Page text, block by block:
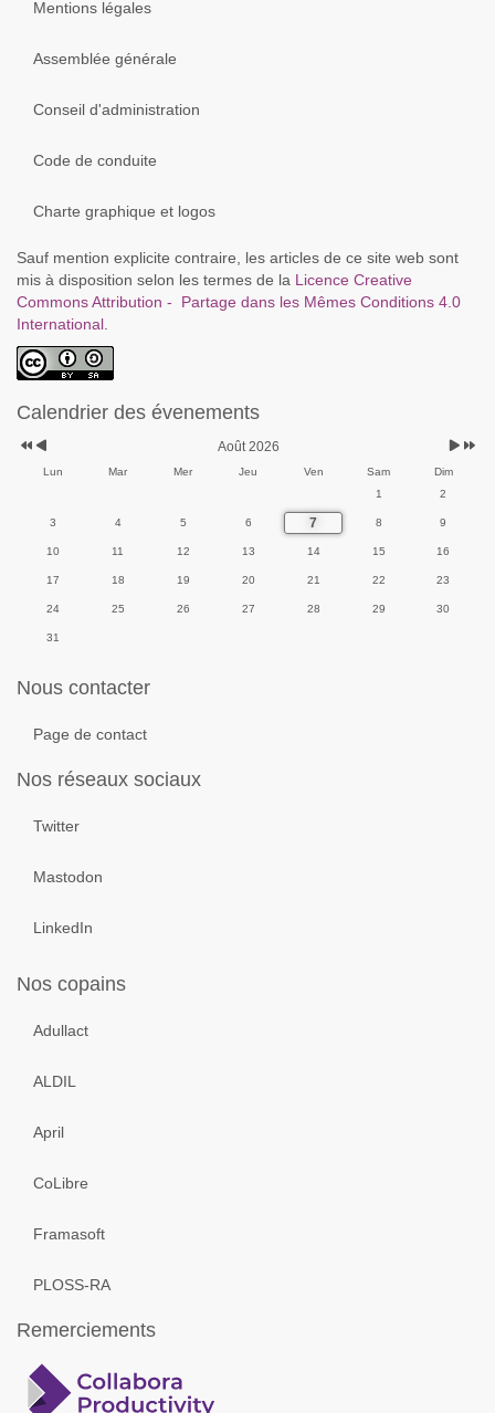
Mentions légales
Assemblée générale
Conseil d'administration
Code de conduite
Charte graphique et logos
Sauf mention explicite contraire, les articles de ce site web sont
mis à disposition selon les termes de la Licence Creative
Commons Attribution - Partage dans les Mêmes Conditions 4.0
International
Calendrier des évenements
Août 2026
Lun Mar Mer Jeu Ven Sam
Dim
1
2
3 4 5 6 7 8 9
10 11 12 13 14 15 16
17 18 19 20 21 22 23
24 25 26 27 28 29 30
31
Nous contacter
Page de contact
Nos réseaux sociaux
Twitter
Mastodon
LinkedIn
Nos copains
Adullact
ALDIL
April
CoLibre
Framasoft
PLOSS-RA
Remerciements